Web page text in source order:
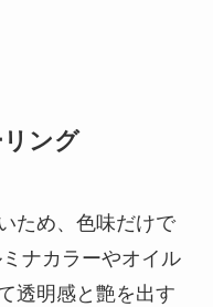
ング
ため、色味だけで
ナカラーやオイル
透明感と艶を出す